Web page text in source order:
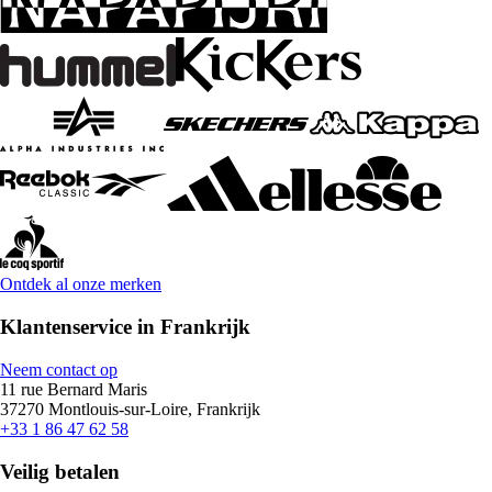
Ontdek al onze merken
Klantenservice in Frankrijk
Neem contact op
11 rue Bernard Maris
37270 Montlouis-sur-Loire, Frankrijk
+33 1 86 47 62 58
Veilig betalen